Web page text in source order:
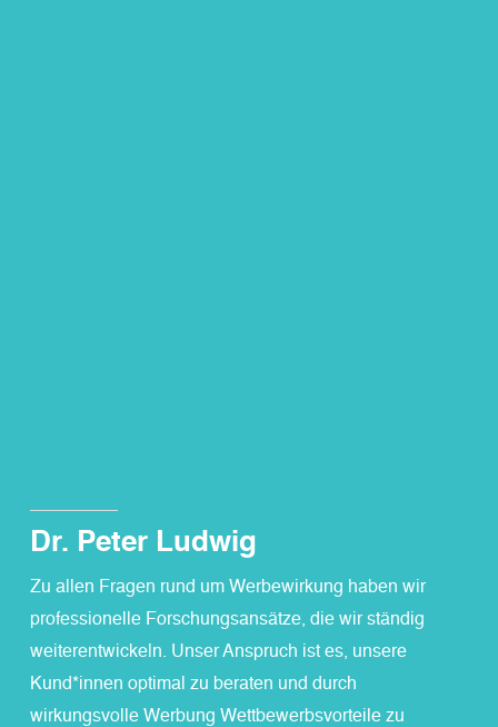
Dr. Peter Ludwig
Zu allen Fragen rund um Werbewirkung haben wir
professionelle Forschungsansätze, die wir ständig
weiterentwickeln. Unser Anspruch ist es, unsere
Kund*innen optimal zu beraten und durch
wirkungsvolle Werbung Wettbewerbsvorteile zu